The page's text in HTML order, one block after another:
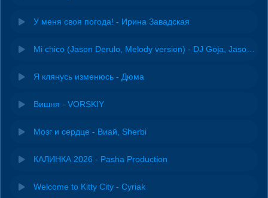
У меня своя погода! - Ирина Завадская
Я клянусь изменюсь - Дюма
Вишня - VORSKIY
Мозг и сердце - Виай, Sherbi
КАЛИНКА 2026 - Pasha Production
Welcome to Kitty City - Cyriak